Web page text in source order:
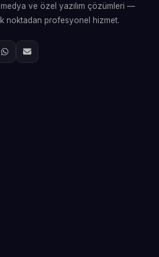
ve özel yazılım çözümleri —
noktadan profesyonel hizmet.